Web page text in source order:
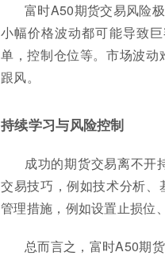
富时A50期货交易风险
小幅价格波动都可能导致
单，控制仓位等。市场波
跟风。
持续学习与风险控制
成功的期货交易离不开
交易技巧，例如技术分析
管理措施，例如设置止损位
总而言之，富时A50期